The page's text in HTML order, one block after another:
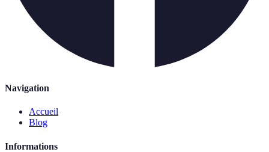
Navigation
Accueil
Blog
Informations